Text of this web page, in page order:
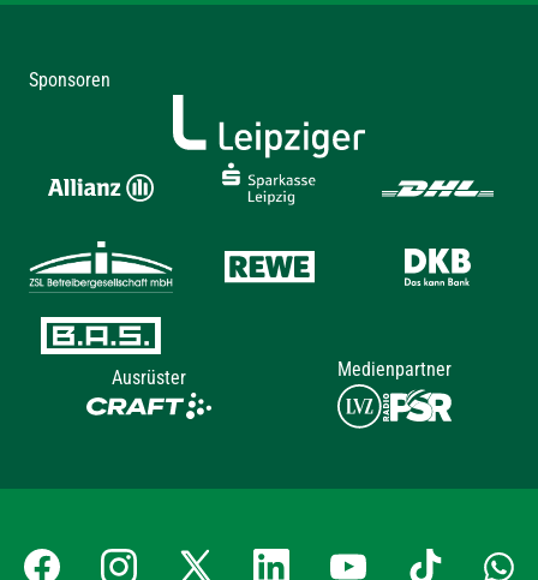
Sponsoren
Ausrüster Medienpartner